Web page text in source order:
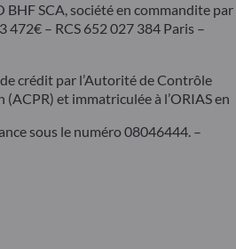
SCA, société en commandite par
472€ – RCS 652 027 384 Paris –
crédit par l’Autorité de Contrôle
et immatriculée à l’ORIAS en
sous le numéro 08046444. –